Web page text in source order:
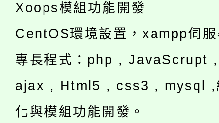
Xoops模組功能開發
CentOS環境設置，xampp伺
專長程式：php , JavaScrupt
ajax , Html5 , css3 , mysql ,
化與模組功能開發。